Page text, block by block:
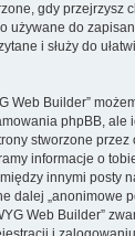
gdy przejrzysz
używane do
i służy do
Web Builder”
phpBB, ale
stworzone
informacje o
innymi posty
dalej „anonimowe
Web Builder”